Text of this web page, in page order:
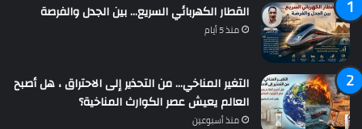
القطار الكهربائي السريع… بين الجدل والفرصة
منذ 5 أيام
التغير المناخي… من التحذير إلى الاحتراق ، هل أصبح
العالم يعيش عصر الكوارث المناخية؟
منذ أسبوعين